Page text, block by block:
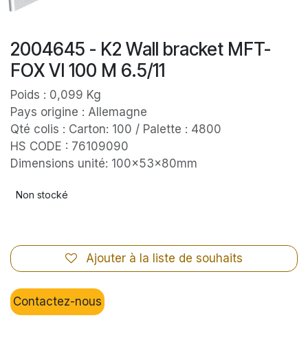
2004645 - K2 Wall bracket MFT-
FOX VI 100 M 6.5/11
Poids : 0,099 Kg
Pays origine : Allemagne
Qté colis : Carton: 100 / Palette : 4800
HS CODE : 76109090
Dimensions unité: 100x53x80mm
Non stocké
Ajouter à la liste de souhaits
Contactez-nous